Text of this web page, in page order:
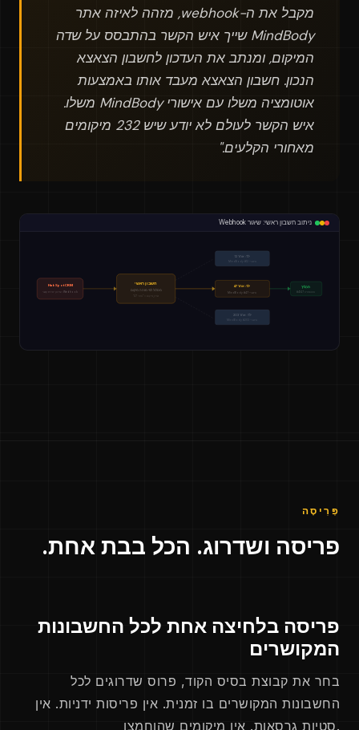
מקבל את ה-webhook, מזהה לאיזה אתר
MindBody שייך איש הקשר בהתבסס על שדה
המיקום, ומנתב את העדכון לחשבון הצאצא
הנכון. חשבון הצאצא מעבד אותו באמצעות
אוטומציה משלו עם אישורי MindBody משלו.
איש הקשר לעולם לא יודע שיש 232 מיקומים
מאחורי הקלעים."
ניתוב חשבון ראשי: שיגור Webhook
HubSpot CRM
Webhook: עדכון יצירת קשר
חשבון ראשי
מסלול לפי מזהה מיקום
ילד: אתר 12
ילד: אתר 47
אישורי MindBody #47
ילד: אתר 203
תַהֲלִיך
אוטומציה #4147
פְּרִיסָה
פריסה ושדרוג. הכל בבת אחת.
פריסה בלחיצה אחת לכל החשבונות
המקושרים
בחר את קבוצת בסיס הקוד, פרוס שדרוגים לכל
החשבונות המקושרים בו זמנית. אין פריסות ידניות. אין
סטיות גרסאות. אין מיקומים שהוחמצו.